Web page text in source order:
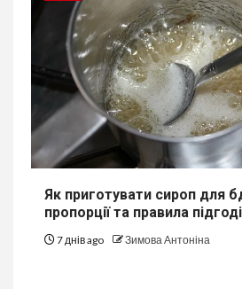
Як приготувати сироп для
пропорції та правила
7 днів ago Зимова Антоніна